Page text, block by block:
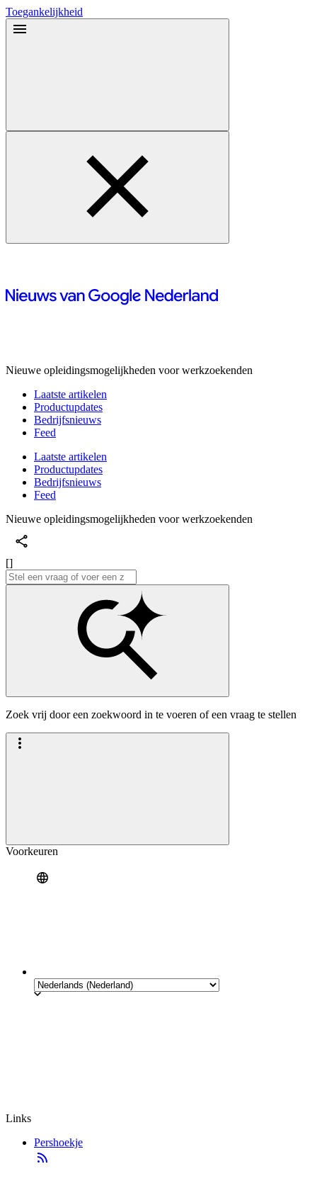
Toegankelijkheid
Nieuwe opleidingsmogelijkheden voor werkzoekenden
Laatste artikelen
Productupdates
Bedrijfsnieuws
Feed
Laatste artikelen
Productupdates
Bedrijfsnieuws
Feed
Nieuwe opleidingsmogelijkheden voor werkzoekenden
[]
Zoek vrij door een zoekwoord in te voeren of een vraag te stellen
Voorkeuren
Links
Pershoekje